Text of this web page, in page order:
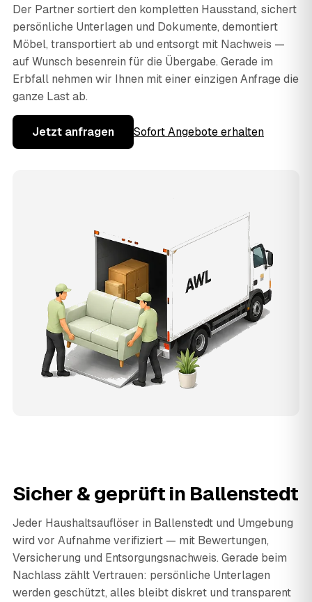
Der Partner sortiert den kompletten Hausstand, sichert
persönliche Unterlagen und Dokumente, demontiert
Möbel, transportiert ab und entsorgt mit Nachweis —
auf Wunsch besenrein für die Übergabe. Gerade im
Erbfall nehmen wir Ihnen mit einer einzigen Anfrage die
ganze Last ab.
Jetzt anfragen Sofort Angebote erhalten
Sicher & geprüft in Ballenstedt
Jeder Haushaltsauflöser in Ballenstedt und Umgebung
wird vor Aufnahme verifiziert — mit Bewertungen,
Versicherung und Entsorgungsnachweis. Gerade beim
Nachlass zählt Vertrauen: persönliche Unterlagen
werden geschützt, alles bleibt diskret und transparent